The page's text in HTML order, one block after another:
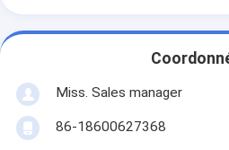
Miss. Sales manager
86-18600627368